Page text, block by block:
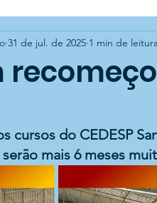
31 de jul. de 2025 1 min de
cursos do CEDESP
mais 6 meses